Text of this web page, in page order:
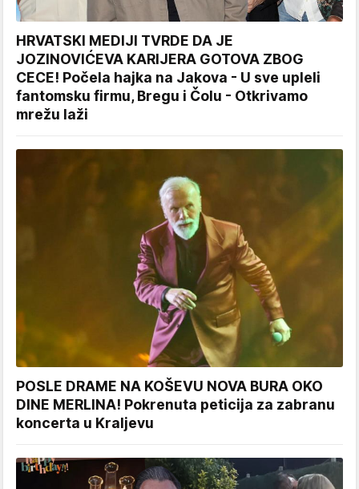
HRVATSKI MEDIJI TVRDE DA JE
JOZINOVIĆEVA KARIJERA GOTOVA ZBOG
CECE! Počela hajka na Jakova - U sve upleli
fantomsku firmu, Bregu i Čolu - Otkrivamo
mrežu laži
POSLE DRAME NA KOŠEVU NOVA BURA OKO
DINE MERLINA! Pokrenuta peticija za zabranu
koncerta u Kraljevu